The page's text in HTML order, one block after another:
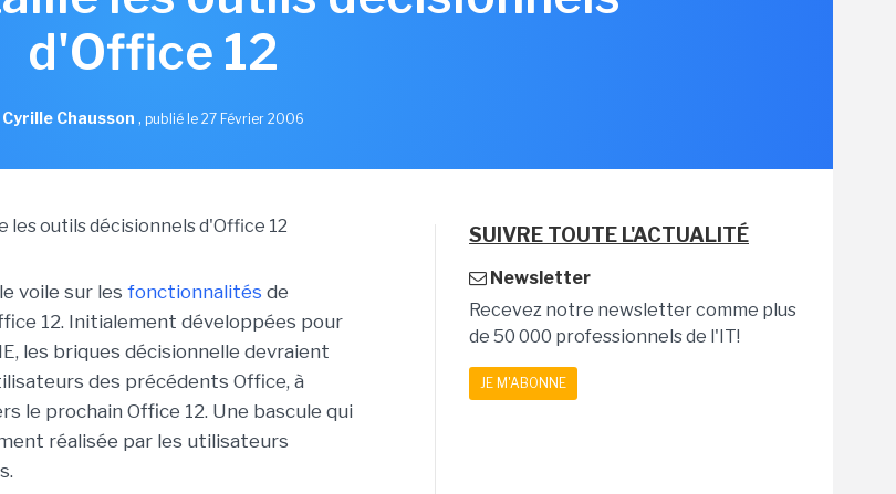
d'Office 12
Cyrille Chausson , publié le 27 Février 2006
voile sur les fonctionnalités de
12. Initialement développées pour
les briques décisionnelle devraient
des précédents Office, à
le prochain Office 12. Une bascule qui
réalisée par les utilisateurs
SUIVRE TOUTE L'ACTUALITÉ
Newsletter
Recevez notre newsletter comme plus
de 50 000 professionnels de l'IT!
JE M'ABONNE